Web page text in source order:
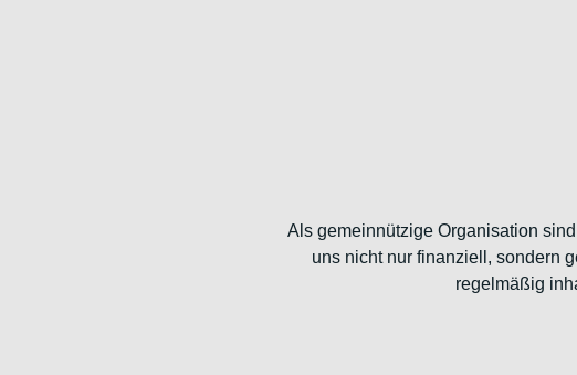
Als gemeinnützige Organisation
uns nicht nur finanziell, sondern
regelmäßig